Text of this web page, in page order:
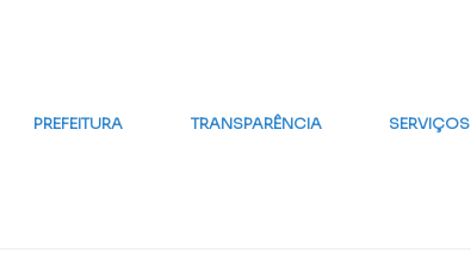
PREFEITURA TRANSPARÊNCIA SERVIÇOS